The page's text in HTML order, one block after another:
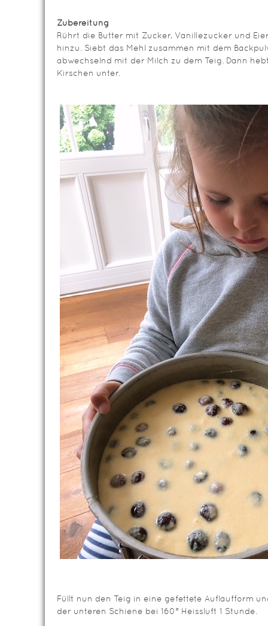
Zubereitung
Rührt die Butter mit Zucker, Vanillezucker und
hinzu. Siebt das Mehl zusammen mit dem
abwechselnd mit der Milch zu dem Teig. Dann
Kirschen unter.
Füllt nun den Teig in eine gefettete Auflaufform
der unteren Schiene bei 160° Heissluft 1 Stunde.